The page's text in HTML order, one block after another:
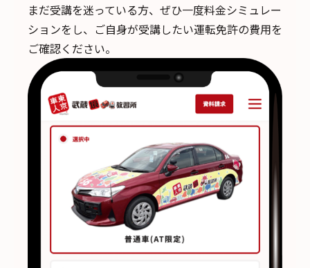
まだ受講を迷っている方、ぜひ一度料金シミュレー
ションをし、ご自身が受講したい運転免許の費用を
ご確認ください。